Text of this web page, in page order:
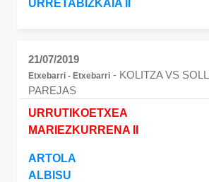
URRETABIZKAIA II
21/07/2019
Etxebarri - Etxebarri - KOLITZA VS
PAREJAS
URRUTIKOETXEA
MARIEZKURRENA II
ARTOLA
ALBISU